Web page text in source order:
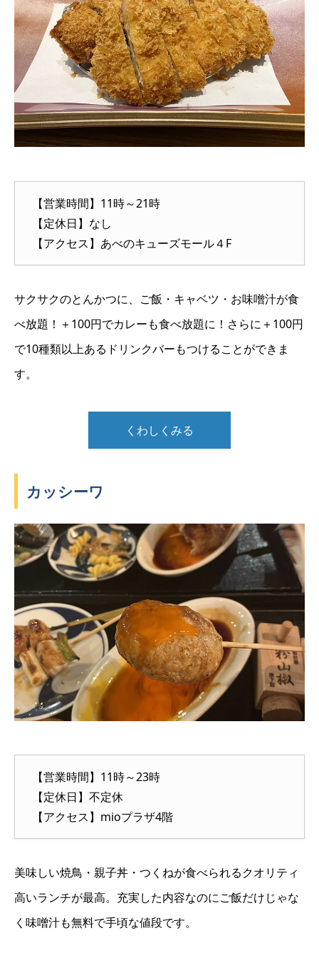
【営業時間】11時～21時
【定休日】なし
【アクセス】あべのキューズモール４F
サクサクのとんかつに、ご飯・キャベツ・お味噌汁が食
べ放題！＋100円でカレーも食べ放題に！さらに＋100円
で10種類以上あるドリンクバーもつけることができま
す。
くわしくみる
カッシーワ
【営業時間】11時～23時
【定休日】不定休
【アクセス】mioプラザ4階
美味しい焼鳥・親子丼・つくねが食べられるクオリティ
高いランチが最高。充実した内容なのにご飯だけじゃな
く味噌汁も無料で手頃な値段です。